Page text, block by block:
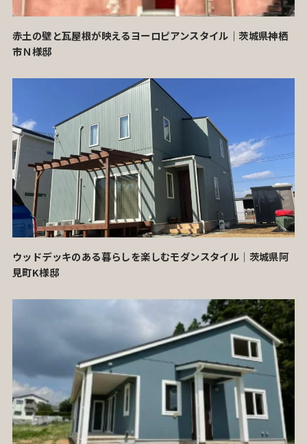
赤土の壁と瓦屋根が映えるヨーロピアンスタイル｜茨城県神栖
市Ｎ様邸
ウッドデッキのある暮らしを楽しむモダンスタイル｜茨城県阿
見町K様邸